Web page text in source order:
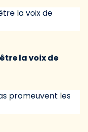
la voix de